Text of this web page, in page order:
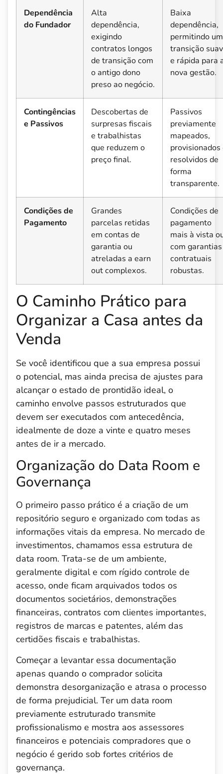
Dependência
do Fundador
Alta
dependência,
exigindo
contratos longos
de transição com
o antigo dono
preso ao negócio.
Baixa
dependência,
permitindo
transição
e rápida para
nova gestão.
Contingências
e Passivos
Descobertas de
surpresas fiscais
e trabalhistas
que reduzem o
preço final.
Passivos
previamente
mapeados,
provisionados
resolvidos de
forma
transparente.
Condições de
Pagamento
Grandes
parcelas retidas
em contas de
garantia ou
atreladas a earn
out complexos.
Condições de
pagamento
mais à vista
com garantias
contratuais
robustas.
O Caminho Prático para
Organizar a Casa antes da
Venda
Se você identificou que a sua empresa possui
o potencial, mas ainda precisa de ajustes para
alcançar o estado de prontidão ideal, o
caminho envolve passos estruturados que
devem ser executados com antecedência,
idealmente de doze a vinte e quatro meses
antes de ir a mercado.
Organização do Data Room e
Governança
O primeiro passo prático é a criação de um
repositório seguro e organizado com todas as
informações vitais da empresa. No mercado de
investimentos, chamamos essa estrutura de
data room. Trata-se de um ambiente,
geralmente digital e com rígido controle de
acesso, onde ficam arquivados todos os
documentos societários, demonstrações
financeiras, contratos com clientes importantes,
registros de marcas e patentes, além das
certidões fiscais e trabalhistas.
Começar a levantar essa documentação
apenas quando o comprador solicita
demonstra desorganização e atrasa o processo
de forma prejudicial. Ter um data room
previamente estruturado transmite
profissionalismo e mostra aos assessores
financeiros e potenciais compradores que o
negócio é gerido sob fortes critérios de
governança.